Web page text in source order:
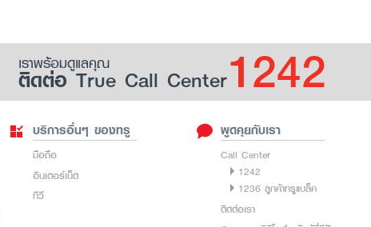
เราพร้อมดูแลคุณ
ติดต่อ True Call Center1242
บริการอื่นๆ ของทรู
มือถือ
อินเตอร์เน็ต
ทีวี
พูดคุยกับเรา
Call Center
1242
1236 ลูกค้าทรูแบล็ค
ติดต่อเรา